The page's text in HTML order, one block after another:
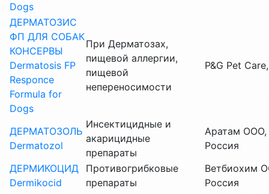
Dogs
ДЕРМАТОЗИС
ФП ДЛЯ СОБАК
КОНСЕРВЫ
Dermatosis FP
Responce
Formula for
Dogs
При Дерматозах,
пищевой аллергии,
пищевой
непереносимости
P&G Pet
ДЕРМАТОЗОЛЬ
Dermatozol
Инсектицидные и
акарицидные
препараты
Аратам ООО,
Россия
ДЕРМИКОЦИД
Dermikocid
Противогрибковые
препараты
Ветбиохим
Россия